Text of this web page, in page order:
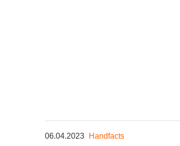
06.04.2023 Handfacts